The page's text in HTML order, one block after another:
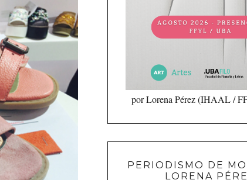
por Lorena Pérez (IHAAL /
PERIODISMO DE
LORENA